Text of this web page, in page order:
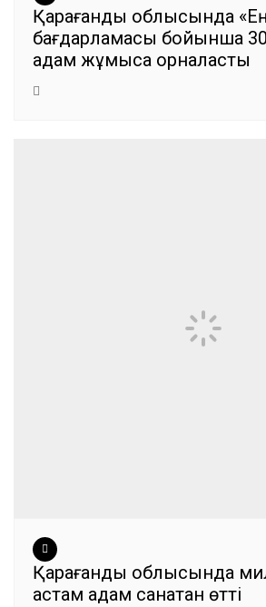
Қарағанды облысында
бағдарламасы бойынша
адам жұмысқа орналасты
Қарағанды облысында
астам адам санақтан өтті